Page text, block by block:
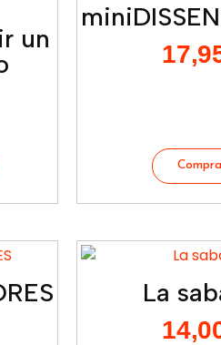
un
La